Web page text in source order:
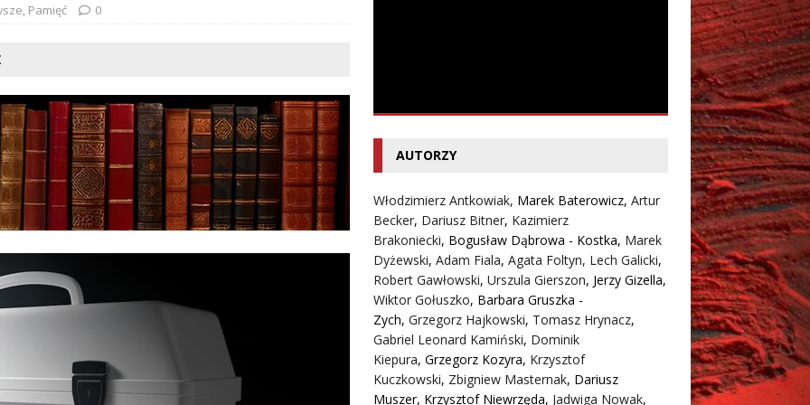
– Dziennik – Wyspy Kanaryjskie
, Pamięć 0
AUTORZY
Włodzimierz Antkowiak, Marek Baterowicz, Artur
Becker, Dariusz Bitner, Kazimierz
Brakoniecki, Bogusław Dąbrowa - Kostka, Marek
Dyżewski, Adam Fiala, Agata Foltyn, Lech Galicki,
Robert Gawłowski, Urszula Gierszon, Jerzy Gizella,
Wiktor Gołuszko, Barbara Gruszka -
Zych, Grzegorz Hajkowski, Tomasz Hrynacz,
Gabriel Leonard Kamiński, Dominik
Kiepura, Grzegorz Kozyra, Krzysztof
Kuczkowski, Zbigniew Masternak, Dariusz
Muszer, Krzysztof Niewrzęda, Jadwiga Nowak,